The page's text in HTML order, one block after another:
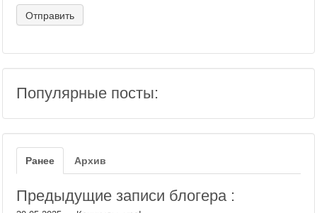
Популярные посты:
Ранее Архив
Предыдущие записи блогера :